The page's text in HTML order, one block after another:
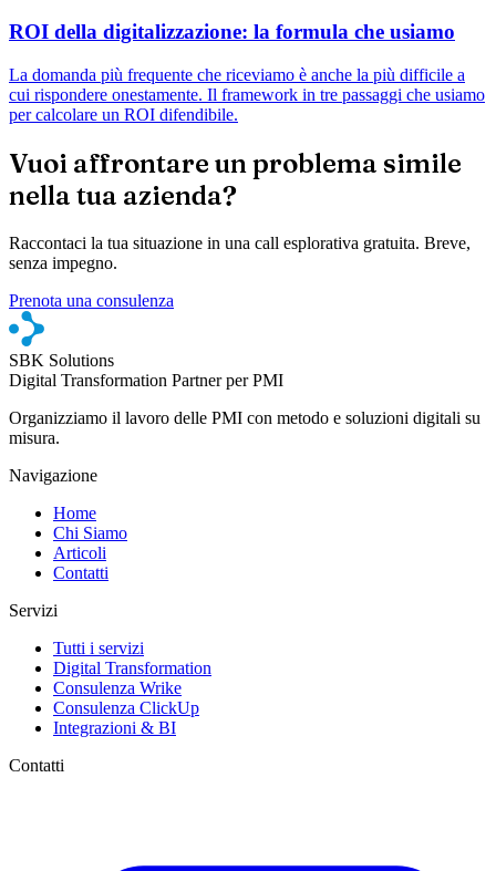
ROI della digitalizzazione: la formula che usiamo
La domanda più frequente che riceviamo è anche la più difficile a
cui rispondere onestamente. Il framework in tre passaggi che usiamo
per calcolare un ROI difendibile.
Vuoi affrontare un problema simile
nella tua azienda?
Raccontaci la tua situazione in una call esplorativa gratuita. Breve,
senza impegno.
Prenota una consulenza
SBK Solutions
Digital Transformation Partner per PMI
Organizziamo il lavoro delle PMI con metodo e soluzioni digitali su
misura.
Navigazione
Home
Chi Siamo
Articoli
Contatti
Servizi
Tutti i servizi
Digital Transformation
Consulenza Wrike
Consulenza ClickUp
Integrazioni & BI
Contatti